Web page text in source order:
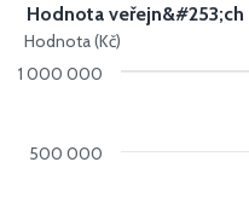
Hodnota (Kč)
Hodnota
500 000
1 000 000